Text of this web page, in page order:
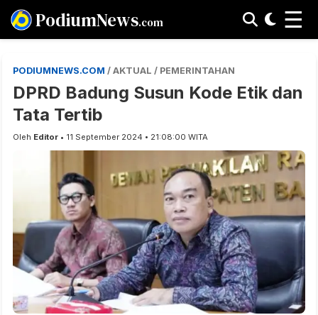
PodiumNews.com ☰
PODIUMNEWS.COM / AKTUAL / PEMERINTAHAN
DPRD Badung Susun Kode Etik dan
Tata Tertib
Oleh Editor • 11 September 2024 • 21:08:00 WITA